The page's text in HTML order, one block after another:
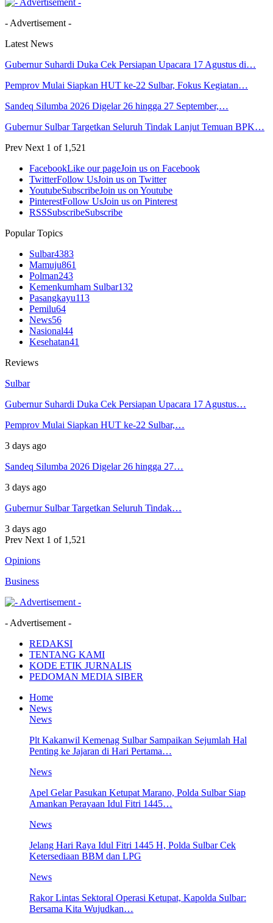
- Advertisement -
Latest News
Gubernur Suhardi Duka Cek Persiapan Upacara 17 Agustus di…
Pemprov Mulai Siapkan HUT ke-22 Sulbar, Fokus Kegiatan…
Sandeq Silumba 2026 Digelar 26 hingga 27 September,…
Gubernur Sulbar Targetkan Seluruh Tindak Lanjut Temuan BPK…
Prev Next 1 of 1,521
FacebookLike our pageJoin us on Facebook
TwitterFollow UsJoin us on Twitter
YoutubeSubscribeJoin us on Youtube
PinterestFollow UsJoin us on Pinterest
RSSSubscribeSubscribe
Popular Topics
Sulbar4383
Mamuju861
Polman243
Kemenkumham Sulbar132
Pasangkayu113
Pemilu64
News56
Nasional44
Kesehatan41
Reviews
Sulbar
Gubernur Suhardi Duka Cek Persiapan Upacara 17 Agustus…
Pemprov Mulai Siapkan HUT ke-22 Sulbar,…
3 days ago
Sandeq Silumba 2026 Digelar 26 hingga 27…
3 days ago
Gubernur Sulbar Targetkan Seluruh Tindak…
3 days ago
Prev Next 1 of 1,521
Opinions
Business
- Advertisement -
REDAKSI
TENTANG KAMI
KODE ETIK JURNALIS
PEDOMAN MEDIA SIBER
Home
News
News
Plt Kakanwil Kemenag Sulbar Sampaikan Sejumlah Hal
Penting ke Jajaran di Hari Pertama…
News
Apel Gelar Pasukan Ketupat Marano, Polda Sulbar Siap
Amankan Perayaan Idul Fitri 1445…
News
Jelang Hari Raya Idul Fitri 1445 H, Polda Sulbar Cek
Ketersediaan BBM dan LPG
News
Rakor Lintas Sektoral Operasi Ketupat, Kapolda Sulbar:
Bersama Kita Wujudkan…